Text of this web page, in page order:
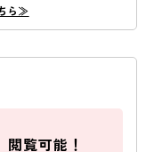
ら≫
閲覧可能！